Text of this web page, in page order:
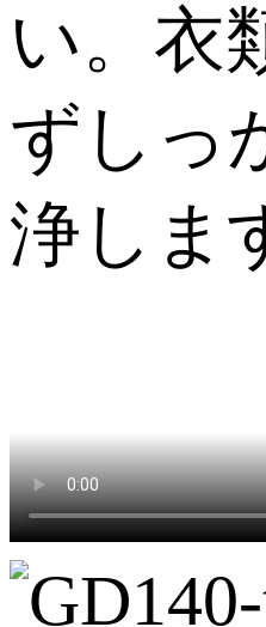
い。衣
ずしっ
浄しま